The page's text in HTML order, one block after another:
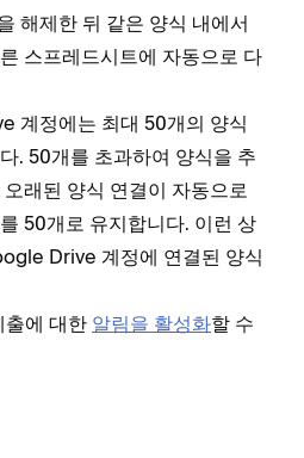
해제한 뒤 같은 양식 내에서
스프레드시트에 자동으로 다
계정에는 최대 50개의 양식
. 50개를 초과하여 양식을 추
래된 양식 연결이 자동으로
50개로 유지합니다. 이런 상
Drive 계정에 연결된 양식
에 대한 알림을 활성화할 수